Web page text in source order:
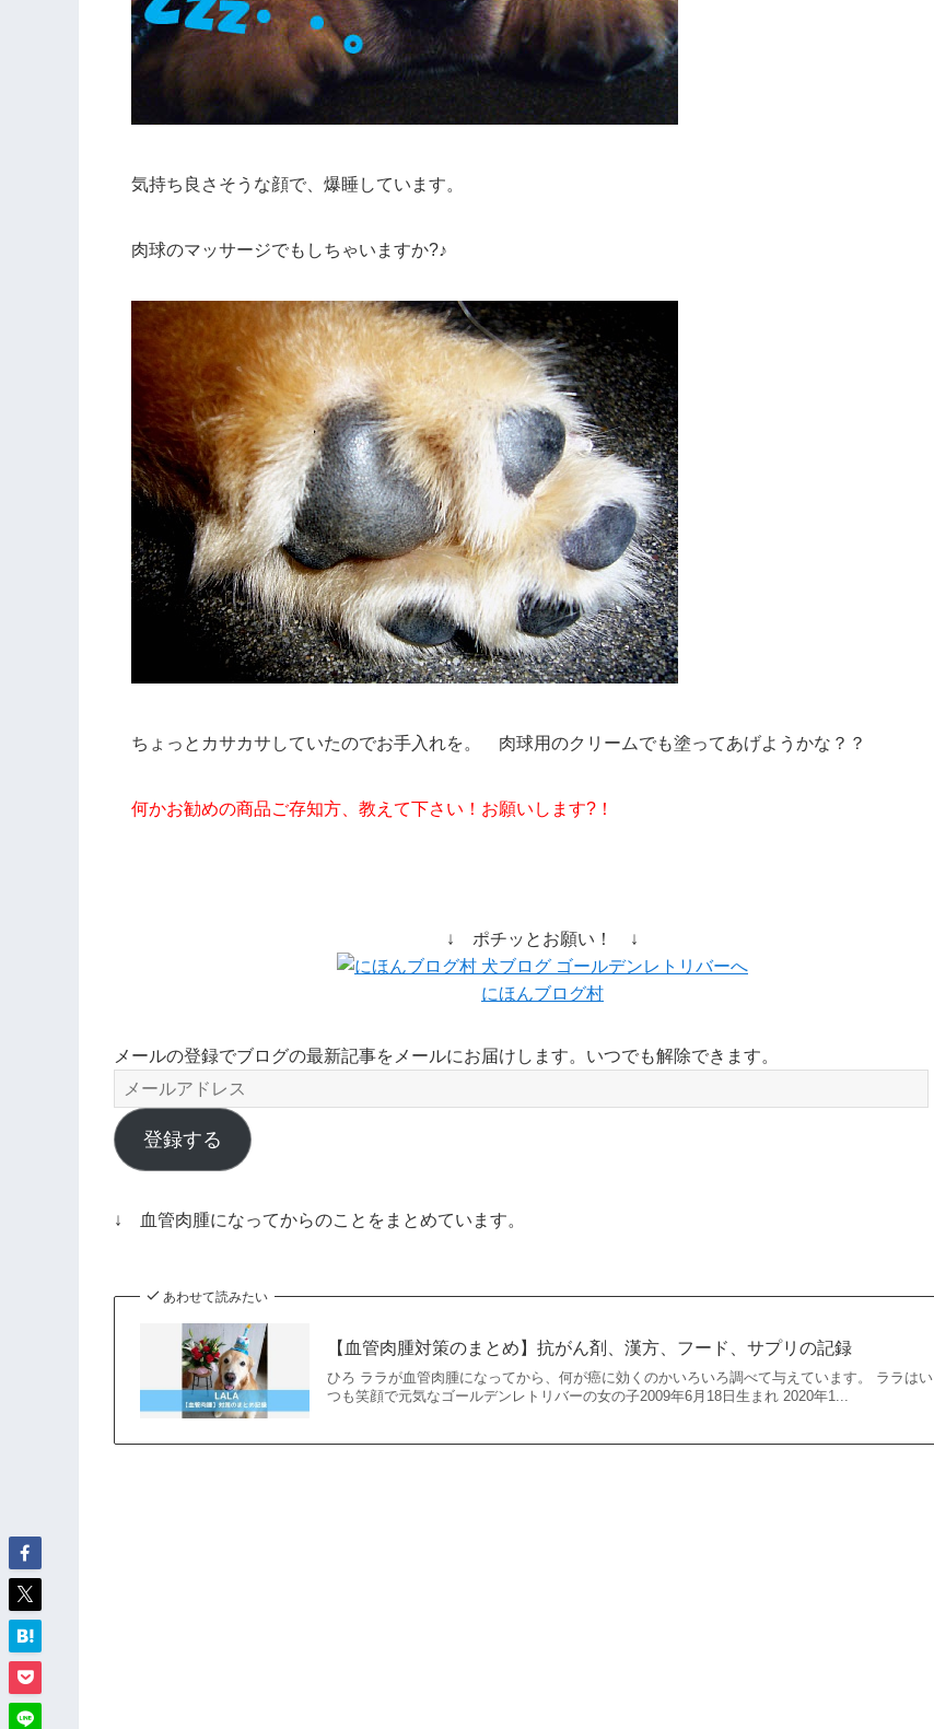
気持ち良さそうな顔で、爆睡しています。
肉球のマッサージでもしちゃいますか?♪
ちょっとカサカサしていたのでお手入れを。 肉球用のクリームでも塗ってあげようかな？？
何かお勧めの商品ご存知方、教えて下さい！お願いします?！
↓ ポチッとお願い！ ↓
にほんブログ村
メールの登録でブログの最新記事をメールにお届けします。いつでも解除できます。
メ
ー
ル
ア
レ
登録する
↓ 血管肉腫になってからのことをまとめています。
あわせて読みたい
【血管肉腫対策のまとめ】抗がん剤、漢方、フード、サプリの記録
ひろ ララが血管肉腫になってから、何が癌に効くのかいろいろ調べて与えています。 ララはい
つも笑顔で元気なゴールデンレトリバーの女の子2009年6月18日生まれ 2020年1...